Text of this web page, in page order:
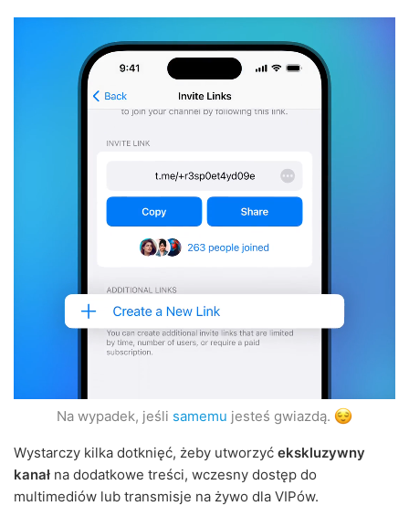
Na wypadek, jeśli samemu jesteś gwiazdą.
Wystarczy kilka dotknięć, żeby utworzyć ekskluzywny
kanał na dodatkowe treści, wczesny dostęp do
multimediów lub transmisje na żywo dla VIPów.